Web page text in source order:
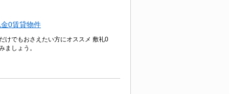
0賃貸物件
けでもおさえたい方にオススメ 敷礼0
ましょう。